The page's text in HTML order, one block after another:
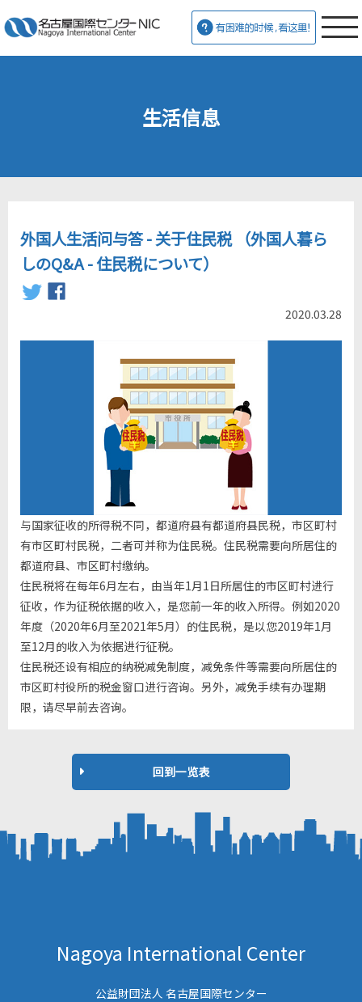
生活信息
外国人生活问与答 - 关于住民税 （外国人暮ら
しのQ&A - 住民税について）
2020.03.28
与国家征收的所得税不同，都道府县有都道府县民税，市区町村
有市区町村民税，二者可并称为住民税。住民税需要向所居住的
都道府县、市区町村缴纳。
住民税将在每年6月左右，由当年1月1 日所居住的市区町村进行
征收，作为征税依据的收入，是您前一年的收入所得。例如2020
年度（2020年6月至2021年5月）的住民税，是以您2019年1月
至12月的收入为依据进行征税。
住民税还设有相应的纳税减免制度，减免条件等需要向所居住的
市区町村役所的税金窗口进行咨询。另外，减免手续有办理期
限，请尽早前去咨询。
回到一览表
Nagoya International Center
公益財団法人 名古屋国際センター